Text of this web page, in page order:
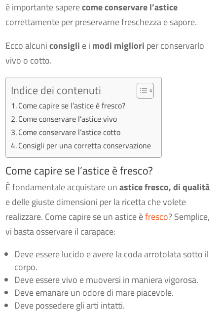
è importante saperecome conservare l’astice
correttamente per preservarne freschezza e sapore.
Ecco alcuniconsigli e i modi migliori per conservarlo
vivo o cotto.
Indice dei contenuti
Come capire se l’astice è fresco?
Come conservare l’astice vivo
Come conservare l’astice cotto
Consigli per una corretta conservazione
Come capire se l’astice è fresco?
È fondamentale acquistare unastice fresco, di qualità
e delle giuste dimensioni per la ricetta che volete
realizzare. Come capire se un astice èfresco? Semplice,
vi basta osservare il carapace:
Deve essere lucido e avere la coda arrotolata sotto il
corpo.
Deve essere vivo e muoversi in maniera vigorosa.
Deve emanare un odore di mare piacevole.
Deve possedere gli arti intatti.